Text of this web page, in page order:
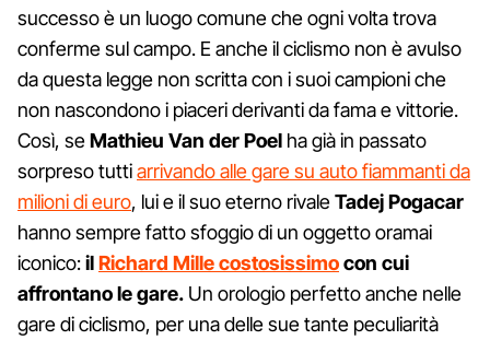
successo è un luogo comune che ogni volta trova
conferme sul campo. E anche il ciclismo non è avulso
da questa legge non scritta con i suoi campioni che
non nascondono i piaceri derivanti da fama e vittorie.
Così, seMathieu Van der Poel ha già in passato
sorpreso tuttiarrivando alle gare su auto fiammanti da
milioni di euro, lui e il suo eterno rivaleTadej Pogacar
hanno sempre fatto sfoggio di un oggetto oramai
iconico:ilRichard Mille costosissimocon cui
affrontano le gare. Un orologio perfetto anche nelle
gare di ciclismo, per una delle sue tante peculiarità